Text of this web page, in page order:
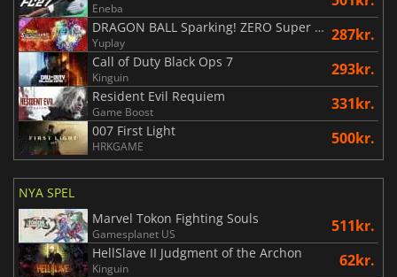
Eneba
DRAGON BALL Sparking! ZERO Super Limit Breaking NEO
Yuplay 287kr.
Call of Duty Black Ops 7
Kinguin 293kr.
Resident Evil Requiem
Game Boost 331kr.
007 First Light
HRKGAME 500kr.
NYA SPEL
Marvel Tokon Fighting Souls
Gamesplanet US 511kr.
HellSlave II Judgment of the Archon
Kinguin 62kr.